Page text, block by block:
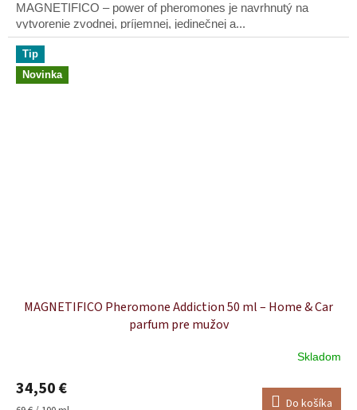
MAGNETIFICO – power of pheromones je navrhnutý na
vytvorenie zvodnej, príjemnej, jedinečnej a...
Tip
Novinka
MAGNETIFICO Pheromone Addiction 50 ml – Home & Car
parfum pre mužov
Skladom
34,50 €
Do košíka